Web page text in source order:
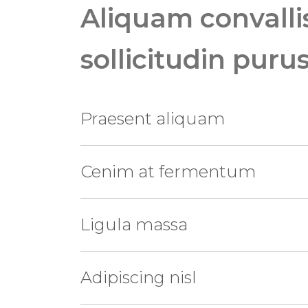
Aliquam
sollicitudin
Praesent aliquam
Cenim at fermentum
Ligula massa
Adipiscing nisl